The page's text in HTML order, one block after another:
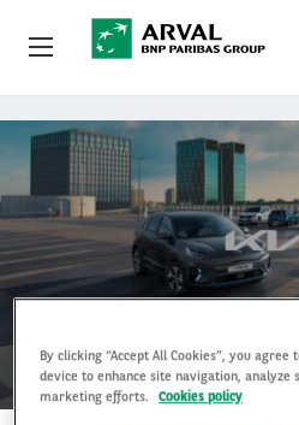
Skočiť na hlavný obsah
Podnikatelia
Mobilita
Partneri
O Spoločnosti Arval
Informácie Pre Vodičov
By clicking “Accept All Cookies”, you
device to enhance site navigation, analyze
marketing efforts.
Cookies policy